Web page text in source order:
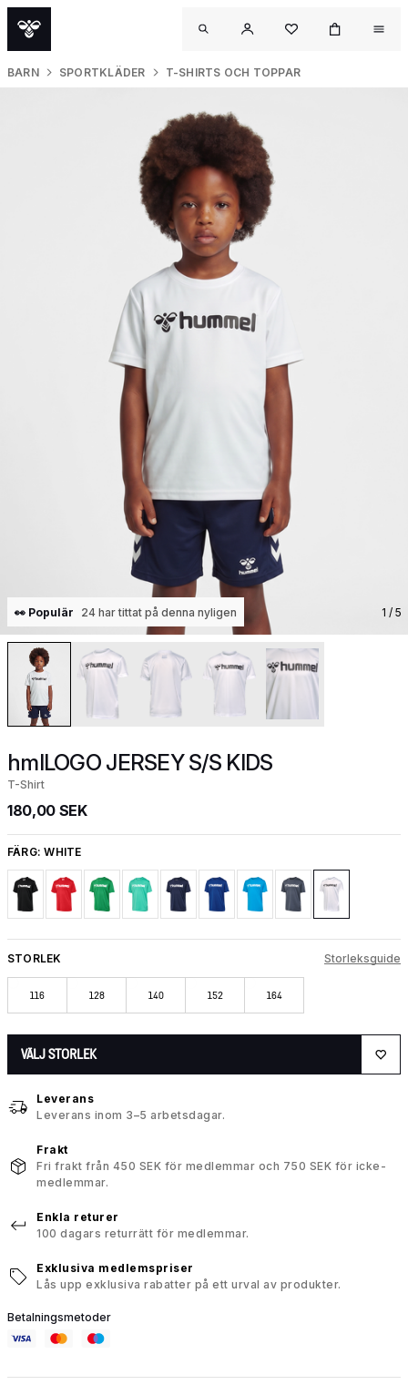
BARN SPORTKLÄDER T-SHIRTS OCH TOPPAR
👀 Populär 24 har tittat på denna nyligen 1 / 5
hmlLOGO JERSEY S/S KIDS
T-Shirt
180,00 SEK
FÄRG:WHITE
STORLEK Storleksguide
116 128 140 152 164
VÄLJ STORLEK
Leverans
Leverans inom 3–5 arbetsdagar.
Frakt
Fri frakt från 450 SEK för medlemmar och 750 SEK för icke-
medlemmar.
Enkla returer
100 dagars returrätt för medlemmar.
Exklusiva medlemspriser
Lås upp exklusiva rabatter på ett urval av produkter.
Betalningsmetoder